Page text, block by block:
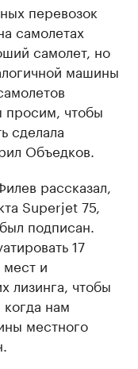
перевозок
самолетах
самолет, но
машины
чтобы
сделала
Объедков.
рассказал,
Superjet 75,
подписан.
17
и
лизинга, чтобы
когда нам
местного